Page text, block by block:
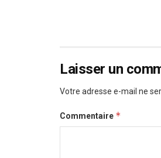
Laisser un
Votre adresse e-mail ne
Commentaire *